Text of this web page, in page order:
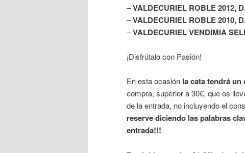
–VALDECURIEL ROBLE 2012,
–VALDECURIEL ROBLE 2010,
–VALDECURIEL VENDIMIA
¡Disfrútalo con Pasión!
En esta ocasión la cata tendrá un
compra, superior a 30€, que os
de la entrada, no incluyendo el
reserve diciendo las palabras
entrada!!!